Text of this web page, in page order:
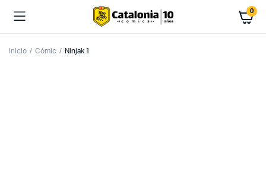
0
Inicio Cómic Ninjak 1